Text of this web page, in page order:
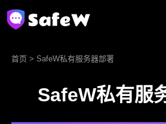
首页 > SafeW私有服务器部署
SafeW私有服